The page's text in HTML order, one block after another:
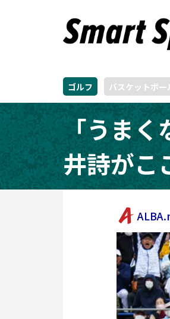
ゴルフ バスケットボー
「うま
井詩がこ